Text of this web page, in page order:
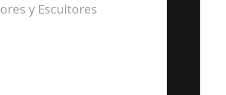
y Escultores